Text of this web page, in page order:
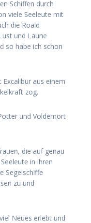
Schiffen durch
viele Seeleute mit
die Roald
und Laune
so habe ich schon
aus einem
zog.
und Voldemort
die auf genau
in ihren
Segelschiffe
zu und
Neues erlebt und